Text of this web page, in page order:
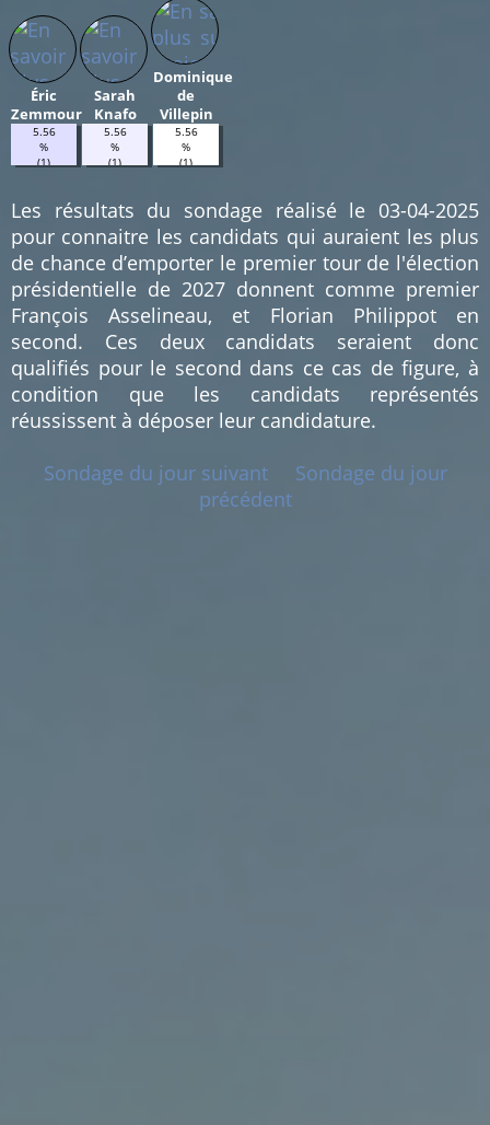
Éric
Zemmour
5.56
%
(1)
Sarah
Knafo
5.56
%
(1)
Dominique
de
Villepin
5.56
%
(1)
Les résultats du sondage réalisé le 03-04-2025
pour connaitre les candidats qui auraient les plus
de chance d’emporter le premier tour de l'élection
présidentielle de 2027 donnent comme premier
François Asselineau, et Florian Philippot en
second. Ces deux candidats seraient donc
qualifiés pour le second dans ce cas de figure, à
condition que les candidats représentés
réussissent à déposer leur candidature.
Sondage du jour suivant
Sondage du jour
précédent